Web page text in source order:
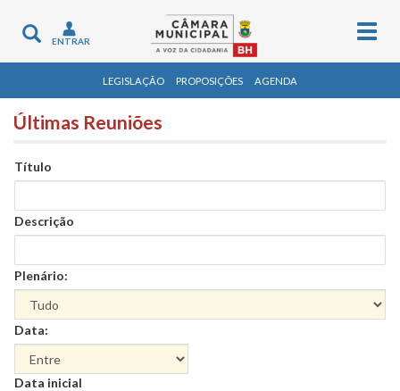
Toggle
navigation
ENTRAR
LEGISLAÇÃO PROPOSIÇÕES AGENDA
Últimas Reuniões
Título
Descrição
Plenário:
Data:
Data
Data inicial